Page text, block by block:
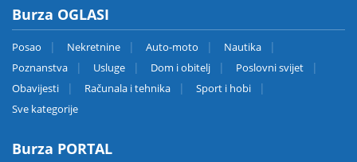
Burza OGLASI
Posao Nekretnine Auto-moto
Nautika
Poznanstva
Usluge Dom i obitelj
Poslovni svijet
Obavijesti
Računala i tehnika
Sport i hobi
Sve kategorije
Burza PORTAL